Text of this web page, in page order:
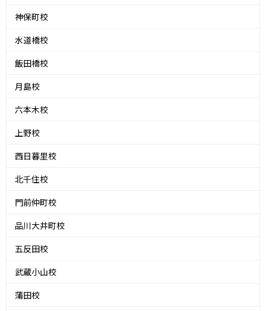
神保町校
水道橋校
飯田橋校
月島校
六本木校
上野校
西日暮里校
北千住校
門前仲町校
品川大井町校
五反田校
武蔵小山校
蒲田校